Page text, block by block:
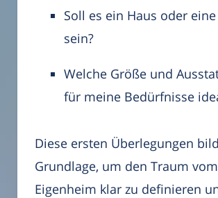
Soll es ein Haus oder
sein?
Welche Größe und
für meine Bedürfnisse
Diese ersten Überlegungen
Grundlage, um den Traum vom
Eigenheim klar zu definieren